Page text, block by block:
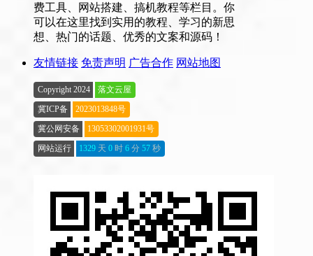
费工具、网站搭建、搞机教程等栏目。你
可以在这里找到实用的教程、学习的新思
想、热门的话题、优秀的文案和源码！
友情链接 免责声明 广告合作 网站地图
Copyright 2024
落文云屋
冀ICP备
2023013848号
冀公网安备
13053302001931号
网站运行
1329 天 0 时 6 分 58 秒